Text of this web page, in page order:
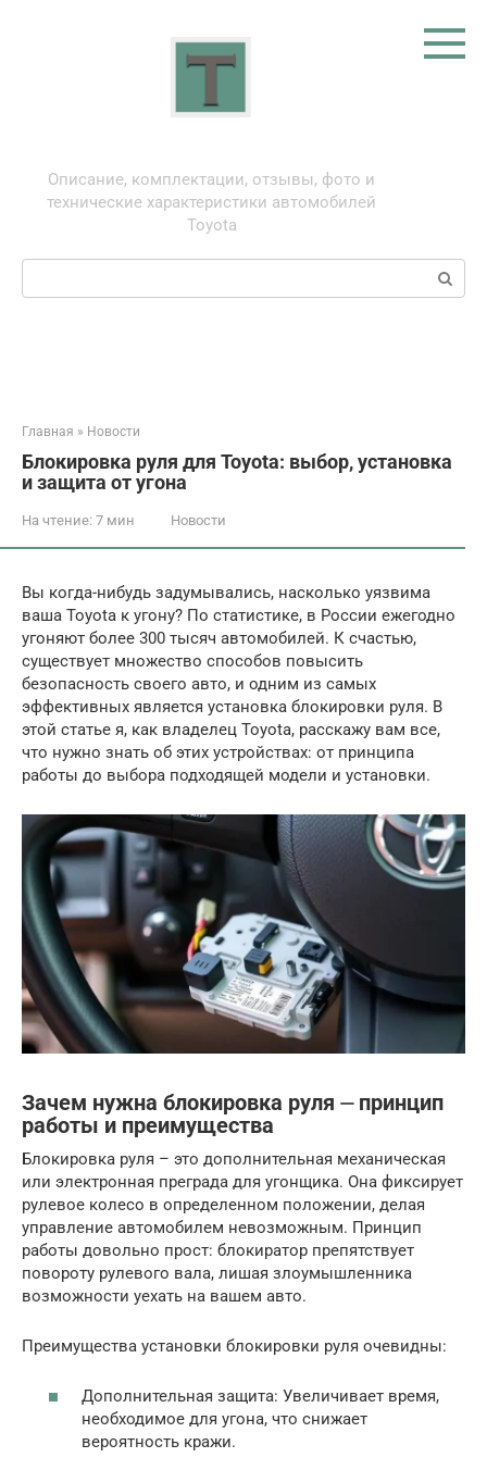
Описание, комплектации, отзывы, фото и
технические характеристики автомобилей
Toyota
Поиск:
Главная » Новости
Блокировка руля для Toyota: выбор, установка
и защита от угона
На чтение: 7 мин Новости
Вы когда-нибудь задумывались, насколько уязвима
ваша Toyota к угону? По статистике, в России ежегодно
угоняют более 300 тысяч автомобилей. К счастью,
существует множество способов повысить
безопасность своего авто, и одним из самых
эффективных является установка блокировки руля. В
этой статье я, как владелец Toyota, расскажу вам все,
что нужно знать об этих устройствах: от принципа
работы до выбора подходящей модели и установки.
Зачем нужна блокировка руля ⏤ принцип
работы и преимущества
Блокировка руля – это дополнительная механическая
или электронная преграда для угонщика. Она фиксирует
рулевое колесо в определенном положении, делая
управление автомобилем невозможным. Принцип
работы довольно прост: блокиратор препятствует
повороту рулевого вала, лишая злоумышленника
возможности уехать на вашем авто.
Преимущества установки блокировки руля очевидны:
Дополнительная защита: Увеличивает время,
необходимое для угона, что снижает
вероятность кражи.